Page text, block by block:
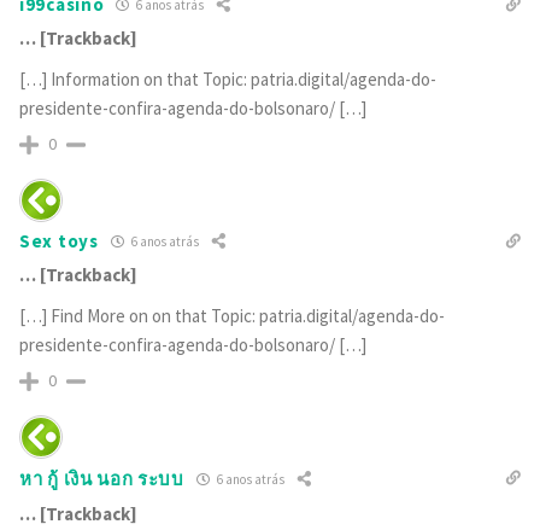
6 anos atrás
… [Trackback]
[…] Information on that Topic: patria.digital/agenda-do-
presidente-confira-agenda-do-bolsonaro/ […]
0
Sex toys 6 anos atrás
… [Trackback]
[…] Find More on on that Topic: patria.digital/agenda-do-
presidente-confira-agenda-do-bolsonaro/ […]
0
หา กู้ เงิน นอก ระบบ 6 anos atrás
… [Trackback]